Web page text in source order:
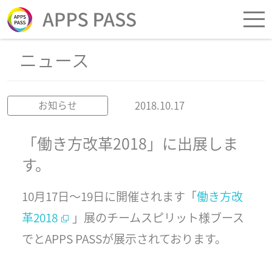
ニュース
お知らせ 2018.10.17
「働き方改革2018」に出展しま
す。
10月17日〜19日に開催されます「働き方改
革2018
」展のチームスピリット様ブース
でとAPPS PASSが展示されております。